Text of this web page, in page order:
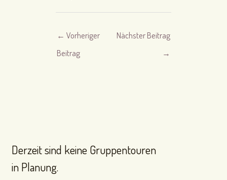
Derzeit sind keine Gruppentouren
in Planung.
← Vorheriger
Beitrag
Nächster Beitrag
→